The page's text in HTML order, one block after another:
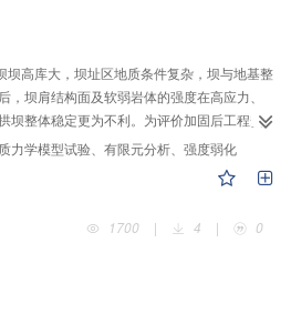
坝高库大，坝址区地质条件复杂，坝与地基整
坝肩结构面及软弱岩体的强度在高应力、
坝整体稳定更为不利。为评价加固后工程安
软弱结构面强度在不同条件下的弱化率，并
型试验。由于试验技术限制，对结构面无法
，综合各方面因素，模型试验最终采用破碎
软弱结构面强度弱化效应对整体稳定的影
破碎带统一降强30%（方案一）和破碎带及
幅度约-0.2%~2.24%，坝肩变位值较方案一
力学模型试验、有限元分析、强度弱化
1700
| 4 | 0